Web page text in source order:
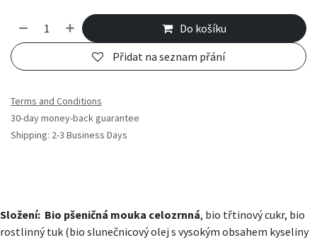
Do košíku
Přidat na seznam přání
Terms and Conditions
30-day money-back guarantee
Shipping: 2-3 Business Days
Složení: Bio pšeničná mouka celozrnná, bio třtinový cukr, bio
rostlinný tuk (bio slunečnicový olej s vysokým obsahem kyseliny